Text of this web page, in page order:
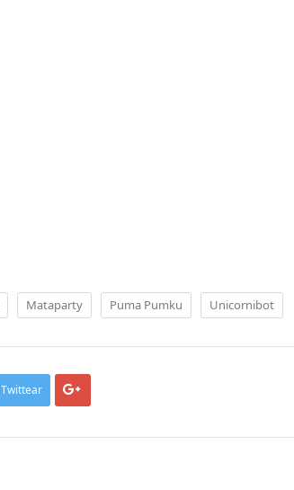
Mataparty Puma Pumku Unicornibot
Twittear